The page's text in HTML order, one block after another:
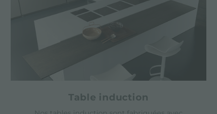
Table induction